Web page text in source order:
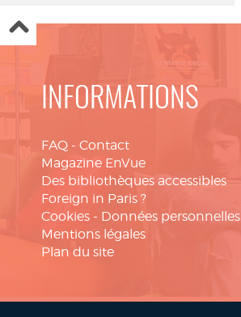
INFORMATIONS
FAQ - Contact
Magazine EnVue
Des bibliothèques accessibles
Foreign in Paris ?
Cookies - Données personnelles
Mentions légales
Plan du site